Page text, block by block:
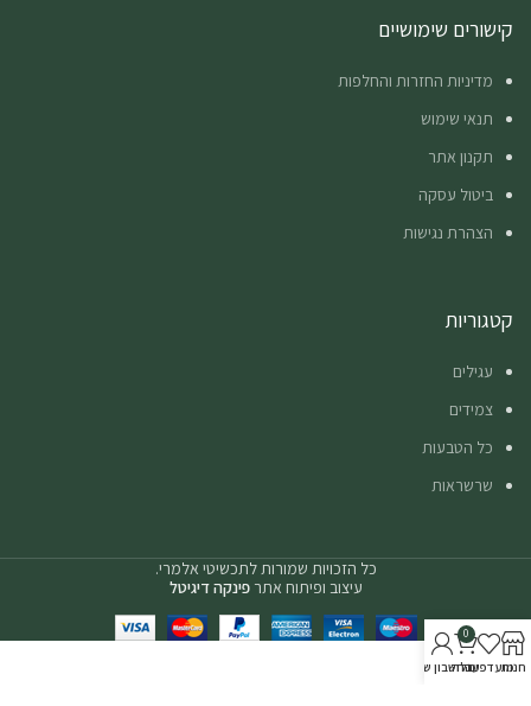
קישורים שימושיים
מדיניות החזרות והחלפות
תנאי שימוש
תקנון אתר
ביטול עסקה
הצהרת נגישות
קטגוריות
עגילים
צמידים
כל הטבעות
שרשראות
כל הזכויות שמורות לתכשיטי אלמרי.
עיצוב ופיתוח אתרפינקה דיגיטל
חנותמועדפים
0
עגלה
החשבון שלי